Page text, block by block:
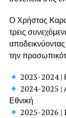
Ο Χρήστος
τρεις
την
2023-2024 |
2024-2025 |
Εθνική
2025-2026 |